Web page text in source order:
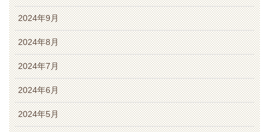
2024年9月
2024年8月
2024年7月
2024年6月
2024年5月